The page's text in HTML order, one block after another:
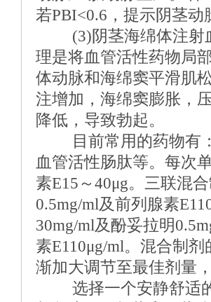
若PBI<0.6，提示阴茎动
(3)阴茎海绵体注射血
理是将血管活性药物局
体动脉和海绵窦平滑肌
注增加，海绵窦膨胀，
降低，导致勃起。
目前常用的药物有：
血管活性肠肽等。每次
素E15～40μg。三联混
0.5mg/ml及前列腺素
30mg/ml及酚妥拉明
素E110μg/ml。混合制
渐加大调节至最佳剂量
选择一个安静舒适的